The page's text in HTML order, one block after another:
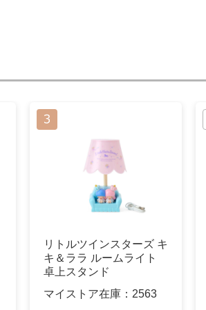
リトルツインスターズ キ
キ＆ララ ルームライト
卓上スタンド
マイストア在庫： 2563